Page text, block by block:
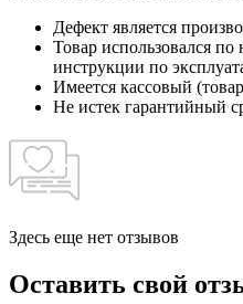
Дефект является
Товар использовался по
инструкции по
Имеется кассовый
Не истек гарантийный
Здесь еще нет отзывов
Оставить свой